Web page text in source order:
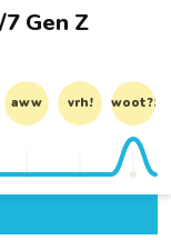
Gen Z
aww vrh! woot?!